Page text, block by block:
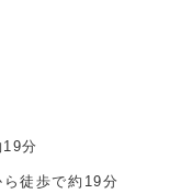
分
徒歩で約19分